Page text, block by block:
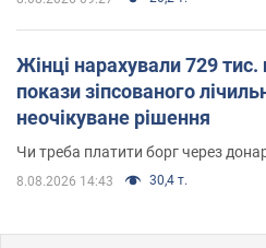
Жінці нарахували 729 тис.
покази зіпсованого
неочікуване рішення
Чи треба платити борг через
8.08.2026 14:43 30,4 т.